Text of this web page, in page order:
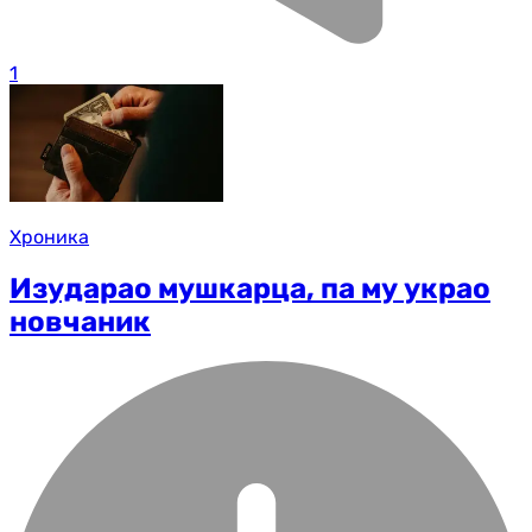
1
Хроника
Изударао мушкарца, па му украо
новчаник